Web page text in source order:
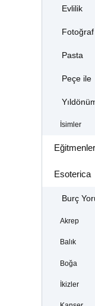
Evlilik
Pasta
Peçe ile
İsimler
Eğitmenler
Esoterica
Burç
Akrep
Balık
Boğa
İkizler